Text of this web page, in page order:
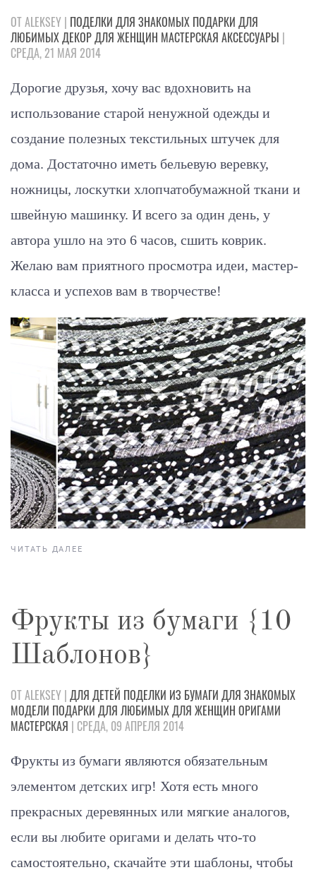
ОТ ALEKSEY | ПОДЕЛКИ ДЛЯ ЗНАКОМЫХ ПОДАРКИ ДЛЯ
ЛЮБИМЫХДЕКОРДЛЯ ЖЕНЩИН МАСТЕРСКАЯ АКСЕССУАРЫ |
СРЕДА, 21 МАЯ 2014
Дорогие друзья, хочу вас вдохновить на
использование старой ненужной одежды и
создание полезных текстильных штучек для
дома. Достаточно иметь бельевую веревку,
ножницы, лоскутки хлопчатобумажной ткани и
швейную машинку. И всего за один день, у
автора ушло на это 6 часов, сшить коврик.
Желаю вам приятного просмотра идеи, мастер-
класса и успехов вам в творчестве!
ЧИТАТЬ ДАЛЕЕ
Фрукты из бумаги {10
Шаблонов}
ОТ ALEKSEY | ДЛЯ ДЕТЕЙ ПОДЕЛКИ ИЗ БУМАГИ ДЛЯ ЗНАКОМЫХ
МОДЕЛИ ПОДАРКИ ДЛЯ ЛЮБИМЫХДЛЯ ЖЕНЩИН ОРИГАМИ
МАСТЕРСКАЯ | СРЕДА, 09 АПРЕЛЯ 2014
Фрукты из бумаги являются обязательным
элементом детских игр! Хотя есть много
прекрасных деревянных или мягкие аналогов,
если вы любите оригами и делать что-то
самостоятельно, скачайте эти шаблоны, чтобы